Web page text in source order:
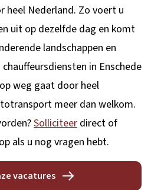
heel Nederland. Zo voert u
uit op dezelfde dag en komt
landschappen en
in Enschede
weg gaat door heel
meer dan welkom.
Solliciteer direct of
als u nog vragen hebt.
vacatures